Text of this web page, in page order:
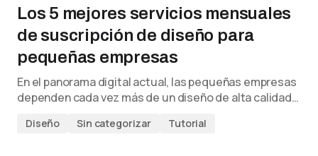
Los 5 mejores servicios mensuales
de suscripción de diseño para
pequeñas empresas
En el panorama digital actual, las pequeñas empresas
dependen cada vez más de un diseño de alta calidad…
Diseño Sin categorizar Tutorial